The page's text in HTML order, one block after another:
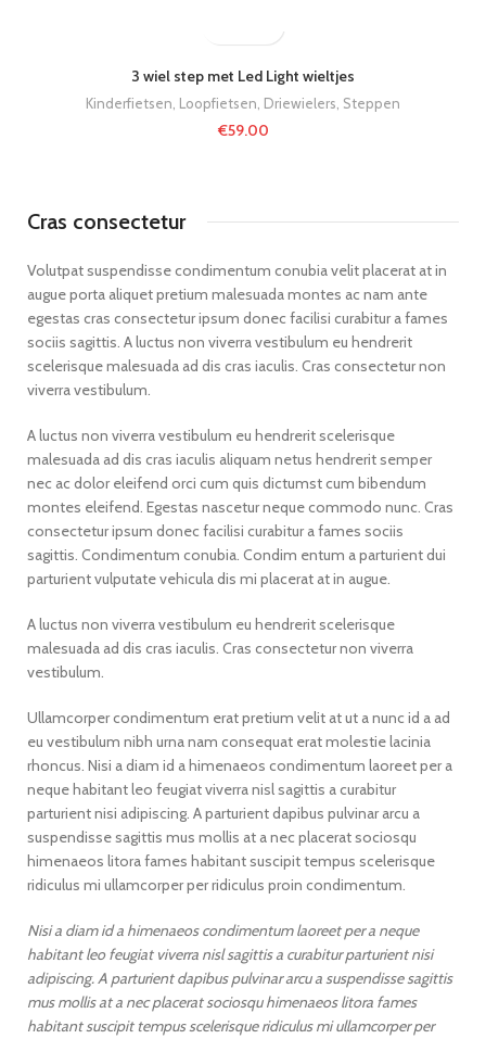
3 wiel step met Led Light wieltjes
Kinderfietsen Loopfietsen, Driewielers, Steppen
€59.00
Cras consectetur
Volutpat suspendisse condimentum conubia velit placerat at in
augue porta aliquet pretium malesuada montes ac nam ante
egestas cras consectetur ipsum donec facilisi curabitur a fames
sociis sagittis. A luctus non viverra vestibulum eu hendrerit
scelerisque malesuada ad dis cras iaculis. Cras consectetur non
viverra vestibulum.
A luctus non viverra vestibulum eu hendrerit scelerisque
malesuada ad dis cras iaculis aliquam netus hendrerit semper
nec ac dolor eleifend orci cum quis dictumst cum bibendum
montes eleifend. Egestas nascetur neque commodo nunc. Cras
consectetur ipsum donec facilisi curabitur a fames sociis
sagittis. Condimentum conubia. Condim entum a parturient dui
parturient vulputate vehicula dis mi placerat at in augue.
A luctus non viverra vestibulum eu hendrerit scelerisque
malesuada ad dis cras iaculis. Cras consectetur non viverra
vestibulum.
Ullamcorper condimentum erat pretium velit at ut a nunc id a ad
eu vestibulum nibh urna nam consequat erat molestie lacinia
rhoncus. Nisi a diam id a himenaeos condimentum laoreet per a
neque habitant leo feugiat viverra nisl sagittis a curabitur
parturient nisi adipiscing. A parturient dapibus pulvinar arcu a
suspendisse sagittis mus mollis at a nec placerat sociosqu
himenaeos litora fames habitant suscipit tempus scelerisque
ridiculus mi ullamcorper per ridiculus proin condimentum.
Nisi a diam id a himenaeos condimentum laoreet per a neque
habitant leo feugiat viverra nisl sagittis a curabitur parturient nisi
adipiscing. A parturient dapibus pulvinar arcu a suspendisse sagittis
mus mollis at a nec placerat sociosqu himenaeos litora fames
habitant suscipit tempus scelerisque ridiculus mi ullamcorper per